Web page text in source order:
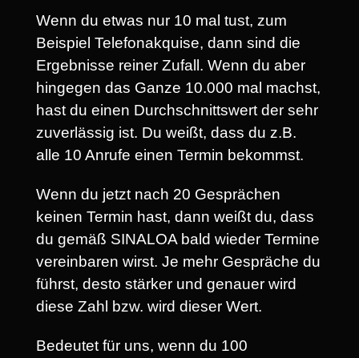
Wenn du etwas nur 10 mal tust, zum
Beispiel Telefonakquise, dann sind die
Ergebnisse reiner Zufall. Wenn du aber
hingegen das Ganze 10.000 mal machst,
hast du einen Durchschnittswert der sehr
zuverlässig ist. Du weißt, dass du z.B.
alle 10 Anrufe einen Termin bekommst.
Wenn du jetzt nach 20 Gesprächen
keinen Termin hast, dann weißt du, dass
du gemäß SINALOA bald wieder Termine
vereinbaren wirst. Je mehr Gespräche du
führst, desto stärker und genauer wird
diese Zahl bzw. wird dieser Wert.
Bedeutet für uns, wenn du 100